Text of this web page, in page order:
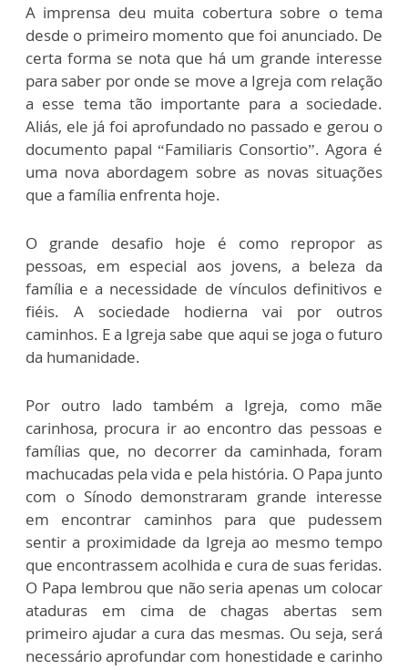
A imprensa deu muita cobertura sobre o tema
desde o primeiro momento que foi anunciado. De
certa forma se nota que há um grande interesse
para saber por onde se move a Igreja com relação
a esse tema tão importante para a sociedade.
Aliás, ele já foi aprofundado no passado e gerou o
documento papal “Familiaris Consortio”. Agora é
uma nova abordagem sobre as novas situações
que a família enfrenta hoje.
O grande desafio hoje é como repropor as
pessoas, em especial aos jovens, a beleza da
família e a necessidade de vínculos definitivos e
fiéis. A sociedade hodierna vai por outros
caminhos. E a Igreja sabe que aqui se joga o futuro
da humanidade.
Por outro lado também a Igreja, como mãe
carinhosa, procura ir ao encontro das pessoas e
famílias que, no decorrer da caminhada, foram
machucadas pela vida e pela história. O Papa junto
com o Sínodo demonstraram grande interesse
em encontrar caminhos para que pudessem
sentir a proximidade da Igreja ao mesmo tempo
que encontrassem acolhida e cura de suas feridas.
O Papa lembrou que não seria apenas um colocar
ataduras em cima de chagas abertas sem
primeiro ajudar a cura das mesmas. Ou seja, será
necessário aprofundar com honestidade e carinho